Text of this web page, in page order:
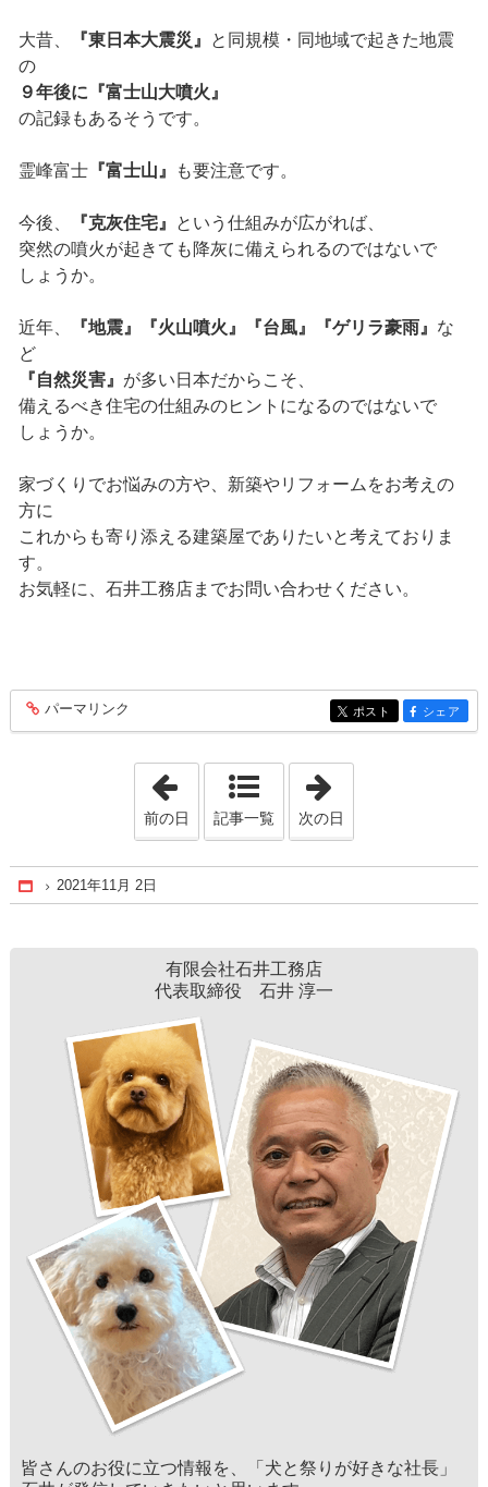
大昔、 『東日本大震災』
と同規模・同地域で起きた地震
の
９年後に『富士山大噴火』
の記録もあるそうです。
霊峰富士『富士山』 も要注意です。
今後、 『克灰住宅』
という仕組みが広がれば、
突然の噴火が起きても降灰に備えられるのではないで
しょうか。
近年、 『地震』『火山噴火』『台風』『ゲリラ豪雨』 な
ど
『自然災害』 が多い日本だからこそ、
備えるべき住宅の仕組みのヒントになるのではないで
しょうか。
家づくりでお悩みの方や、新築やリフォームをお考えの
方に
これからも寄り添える建築屋でありたいと考えておりま
す。
お気軽に、石井工務店までお問い合わせください。
entry200
パーマリンク entry200
ポスト entry200
シェア
「2021年10月16日」
前の日 記事一覧 次の日
Home
2021年11月 2日
有限会社石井工務店
代表取締役 石井 淳一
皆さんのお役に立つ情報を、「犬と祭りが好きな社長」